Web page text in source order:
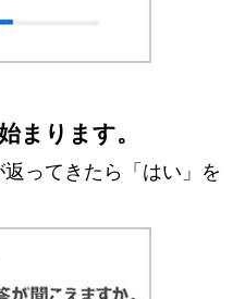
まります。
ってきたら「はい」を